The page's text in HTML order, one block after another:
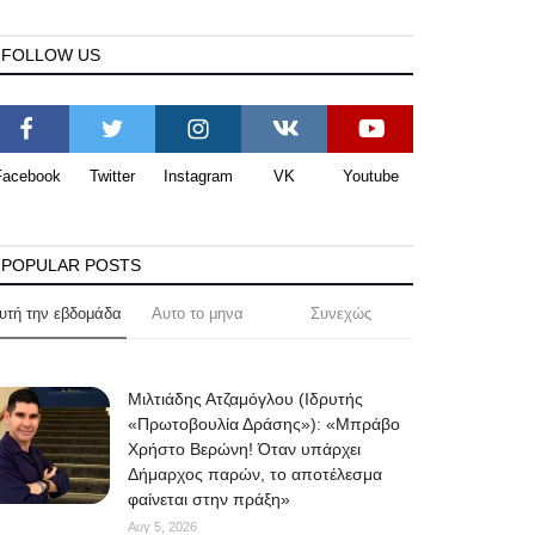
FOLLOW US
Twitter Instagram VK Youtube
POPULAR POSTS
την εβδομάδα Αυτο το μηνα Συνεχώς
Μιλτιάδης Ατζαμόγλου (Ιδρυτής
«Πρωτοβουλία Δράσης»): «Μπράβο
Χρήστο Βερώνη! Όταν υπάρχει
Δήμαρχος παρών, το αποτέλεσμα
φαίνεται στην πράξη»
Αυγ 5, 2026